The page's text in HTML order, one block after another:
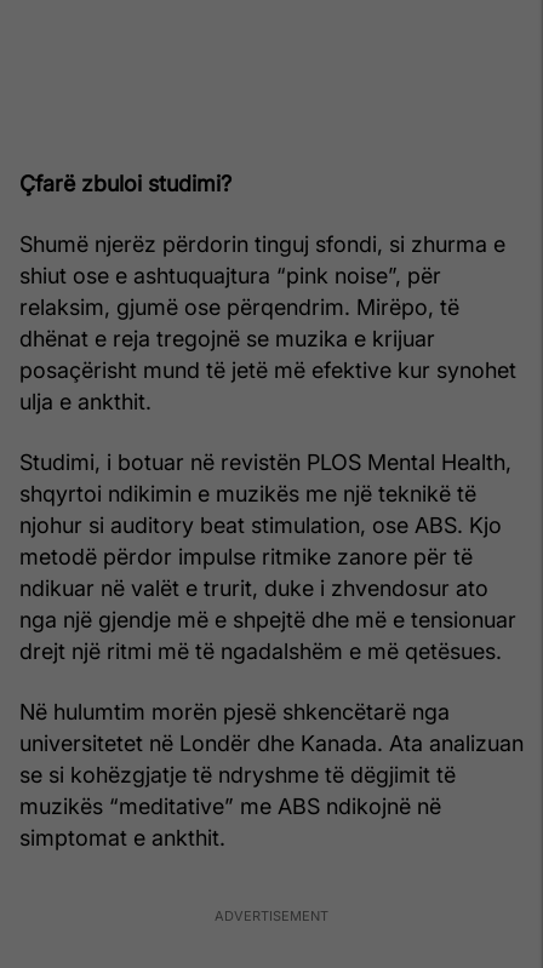
Çfarë zbuloi studimi?
Shumë njerëz përdorin tinguj sfondi, si zhurma e
shiut ose e ashtuquajtura “pink noise”, për
relaksim, gjumë ose përqendrim. Mirëpo, të
dhënat e reja tregojnë se muzika e krijuar
posaçërisht mund të jetë më efektive kur synohet
ulja e ankthit.
Studimi, i botuar në revistën PLOS Mental Health,
shqyrtoi ndikimin e muzikës me një teknikë të
njohur si auditory beat stimulation, ose ABS. Kjo
metodë përdor impulse ritmike zanore për të
ndikuar në valët e trurit, duke i zhvendosur ato
nga një gjendje më e shpejtë dhe më e tensionuar
drejt një ritmi më të ngadalshëm e më qetësues.
Në hulumtim morën pjesë shkencëtarë nga
universitetet në Londër dhe Kanada. Ata analizuan
se si kohëzgjatje të ndryshme të dëgjimit të
muzikës “meditative” me ABS ndikojnë në
simptomat e ankthit.